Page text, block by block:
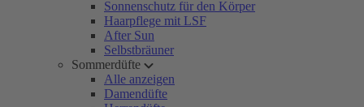
Sonnenschutz für den Körper
Haarpflege mit LSF
After Sun
Selbstbräuner
Sommerdüfte
Alle anzeigen
Damendüfte